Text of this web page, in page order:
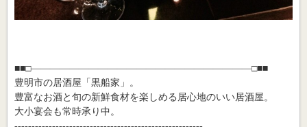
■■□―――――――――――――――――――――――□■■
豊明市の居酒屋「黒船家」。
豊富なお酒と旬の新鮮食材を楽しめる居心地のいい居酒屋。
大小宴会も常時承り中。